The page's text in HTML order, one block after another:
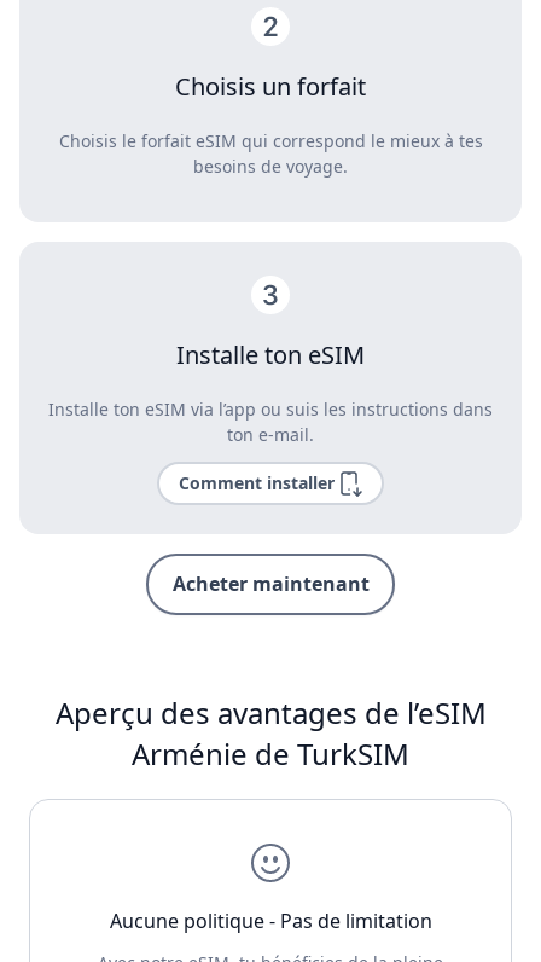
Choisis un forfait
Choisis le forfait eSIM qui correspond le mieux à tes
besoins de voyage.
Installe ton eSIM
Installe ton eSIM via l’app ou suis les instructions dans
ton e-mail.
Comment installer
Acheter maintenant
Aperçu des avantages de l’eSIM
Arménie de TurkSIM
Aucune politique - Pas de limitation